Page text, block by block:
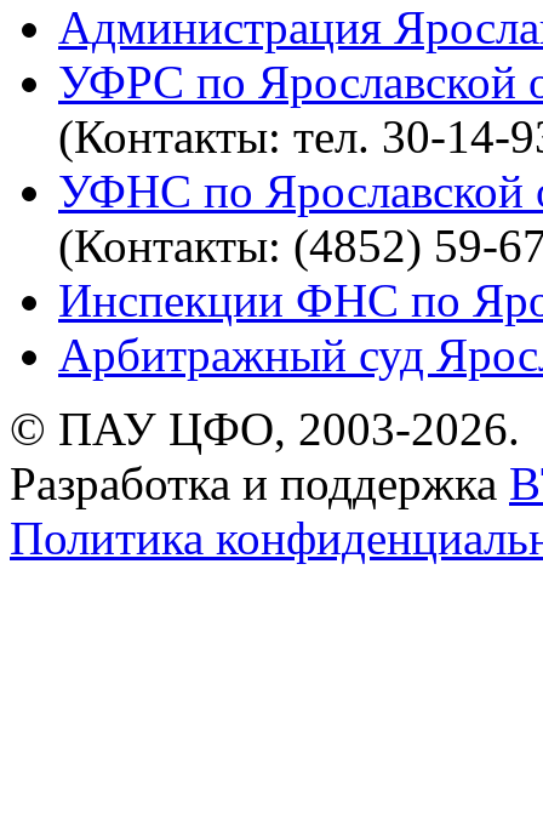
Администрация
УФРС по Ярославской
(Контакты: тел. 30-14-
УФНС по Ярославской
(Контакты: (4852) 59-
Инспекции ФНС по
Арбитражный суд
© ПАУ ЦФО, 2003-2026.
Разработка и поддержка
Политика